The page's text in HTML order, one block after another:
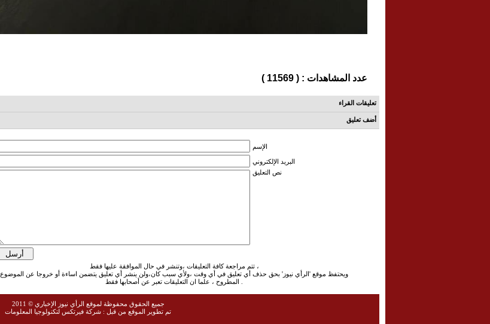
عدد المشاهدات : ( 11569 )
تعليقات القراء
أضف تعليق
الإسم
البريد الإلكتروني
نص التعليق
تتم مراجعة كافة التعليقات ،وتنشر في حال الموافقة عليها فقط ،
ويحتفظ موقع 'الرأي نيوز' بحق حذف أي تعليق في أي وقت ،ولأي سبب كان،ولن ينشر أي تعليق يتضمن اساءة أو خروجا عن الموضوع
جميع الحقوق محفوظة لموقع الرأي نيوز الإخباري © 2011
تم تطوير الموقع من قبل : شركة فيرتكس لتكنولوجيا المعلومات